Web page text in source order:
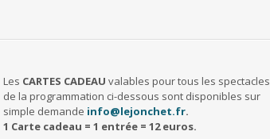
Les CARTES CADEAU valables pour tous les spectacles
de la programmation ci-dessous sont disponibles sur
simple demande info@lejonchet.fr.
1 Carte cadeau = 1 entrée = 12 euros.